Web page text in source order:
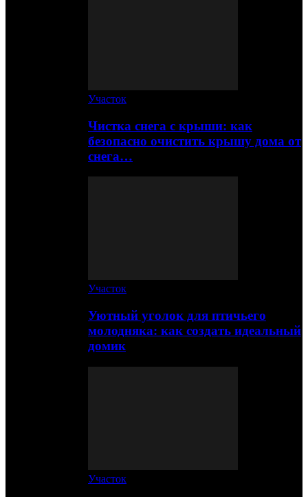
Участок
Чистка снега с крыши: как
безопасно очистить крышу дома от
снега…
Участок
Уютный уголок для птичьего
молодняка: как создать идеальный
домик
Участок